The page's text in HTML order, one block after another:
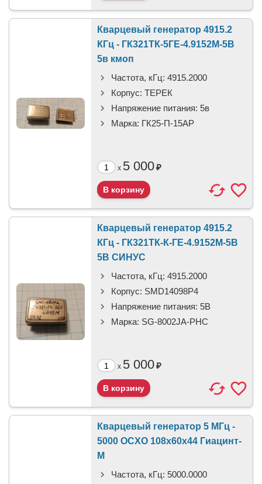
Кварцевый генератор 4915.2
КГц - ГК321ТК-5ГЕ-4.9152М-5В
5в кмоп
Частота, кГц: 4915.2000
Корпус: ТЕРЕК
Напряжение питания: 5в
Марка: ГК25-П-15АР
x 5 000₽
Кварцевый генератор 4915.2
КГц - ГК321ТК-К-ГЕ-4.9152М-5В
5В СИНУС
Частота, кГц: 4915.2000
Корпус: SMD14098P4
Напряжение питания: 5В
Марка: SG-8002JA-PHC
x 5 000₽
Кварцевый генератор 5 МГц -
5000 OCXO 108x60x44 Гиацинт-
М
Частота, кГц: 5000.0000